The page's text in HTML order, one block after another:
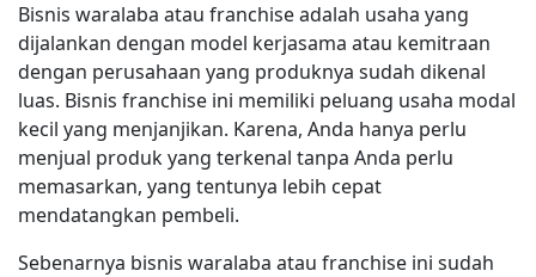
Bisnis waralaba atau franchise adalah usaha yang
dijalankan dengan model kerjasama atau kemitraan
dengan perusahaan yang produknya sudah dikenal
luas. Bisnis franchise ini memiliki peluang usaha modal
kecil yang menjanjikan. Karena, Anda hanya perlu
menjual produk yang terkenal tanpa Anda perlu
memasarkan, yang tentunya lebih cepat
mendatangkan pembeli.
Sebenarnya bisnis waralaba atau franchise ini sudah